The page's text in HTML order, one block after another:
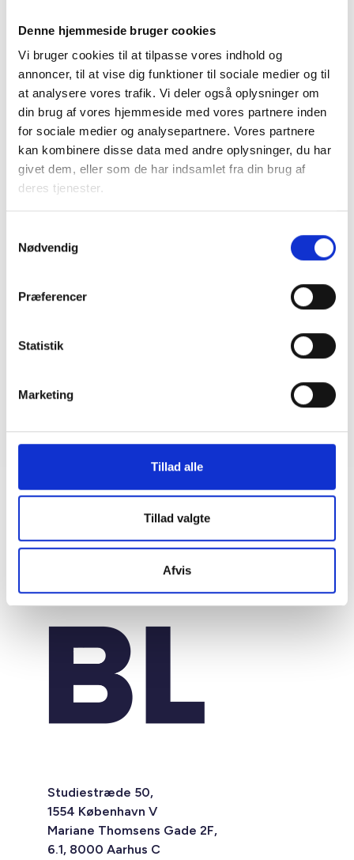
Denne hjemmeside bruger cookies
Vi bruger cookies til at tilpasse vores indhold og
annoncer, til at vise dig funktioner til sociale medier og til
at analysere vores trafik. Vi deler også oplysninger om
din brug af vores hjemmeside med vores partnere inden
for sociale medier og analysepartnere. Vores partnere
kan kombinere disse data med andre oplysninger, du har
givet dem, eller som de har indsamlet fra din brug af
deres tjenester.
Nødvendig
Præferencer
Statistik
Marketing
Tillad alle
Tillad valgte
Afvis
fritagelse aktivt udnyttes i Danmark.
En sådan fritagelse vil styrke incitamenterne til lokal
produktion og forbrug af vedvarende energi, forbedre
udnyttelsen af VE-anlæg og bidrage til at reducere
belastningen af de overordnede elnet. Initiativet vil derfor
være et effektivt og målrettet bidrag til den grønne
omstilling og til opfyldelsen af EU’s klima- og energimål.
Bent Madsen
Download høringssvaret som
Studiestræde 50,
1554 København V
Mariane Thomsens Gade 2F,
6.1, 8000 Aarhus C